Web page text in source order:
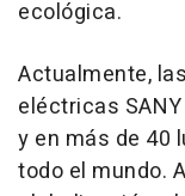
ecológica.
Actualmente,
eléctricas
y en más de 40
todo el mundo.